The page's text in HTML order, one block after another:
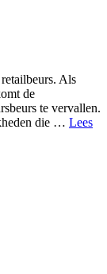
Als
de
te vervallen.
die … Lees